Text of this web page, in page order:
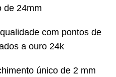
de 24mm
com pontos de
a ouro 24k
único de 2 mm